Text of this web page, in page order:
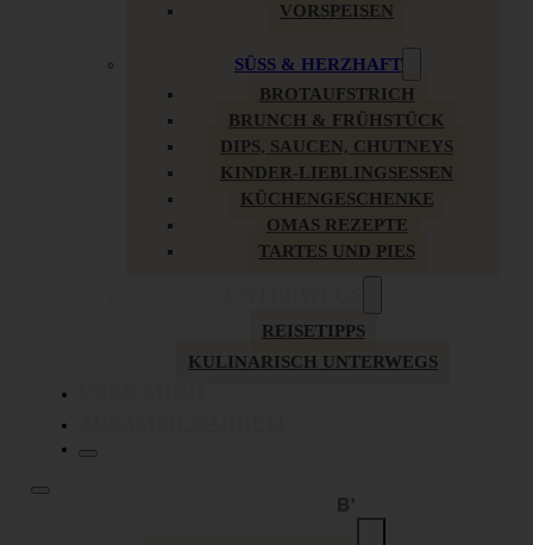
VORSPEISEN
SÜSS & HERZHAFT
BROTAUFSTRICH
BRUNCH & FRÜHSTÜCK
DIPS, SAUCEN, CHUTNEYS
KINDER-LIEBLINGSESSEN
KÜCHENGESCHENKE
OMAS REZEPTE
TARTES UND PIES
REISETIPPS
KULINARISCH UNTERWEGS